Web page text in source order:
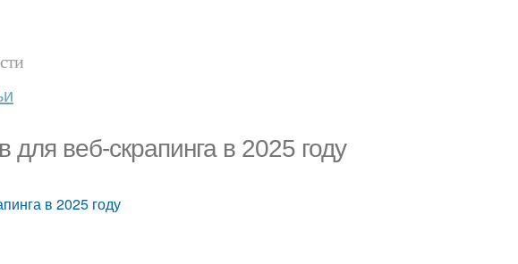
веб-скрапинга в 2025 году
в 2025 году